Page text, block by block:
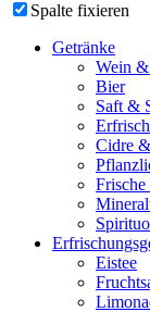
Spalte fixieren
Getränke
Wein
Bier
Saft &
Cidre
Eistee